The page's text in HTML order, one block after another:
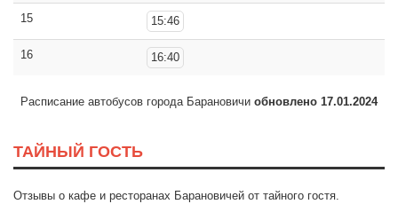
15 15:46
16 16:40
Расписание автобусов города Барановичи обновлено 17.01.2024
ТАЙНЫЙ ГОСТЬ
Отзывы о кафе и ресторанах Барановичей от тайного гостя.